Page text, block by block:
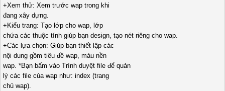
+Xem thử: Xem trước wap trong khi
đang xây dựng.
+Kiểu trang: Tạo lớp cho wap, lớp
chứa các thuộc tính giúp bạn design, tạo nét riêng cho wap.
+Các lựa chọn: Giúp bạn thiết lập các
nội dung gồm tiêu đề wap, màu nền
wap. *Bạn bấm vào Trình duyệt file để quản
lý các file của wap như: index (trang
chủ wap).